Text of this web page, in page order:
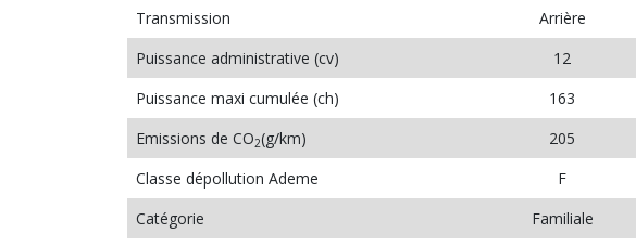
Transmission
Arrière
Puissance administrative (cv)
12
Puissance maxi cumulée (ch)
163
Emissions de CO2(g/km)
205
Classe dépollution Ademe
F
Catégorie
Familiale